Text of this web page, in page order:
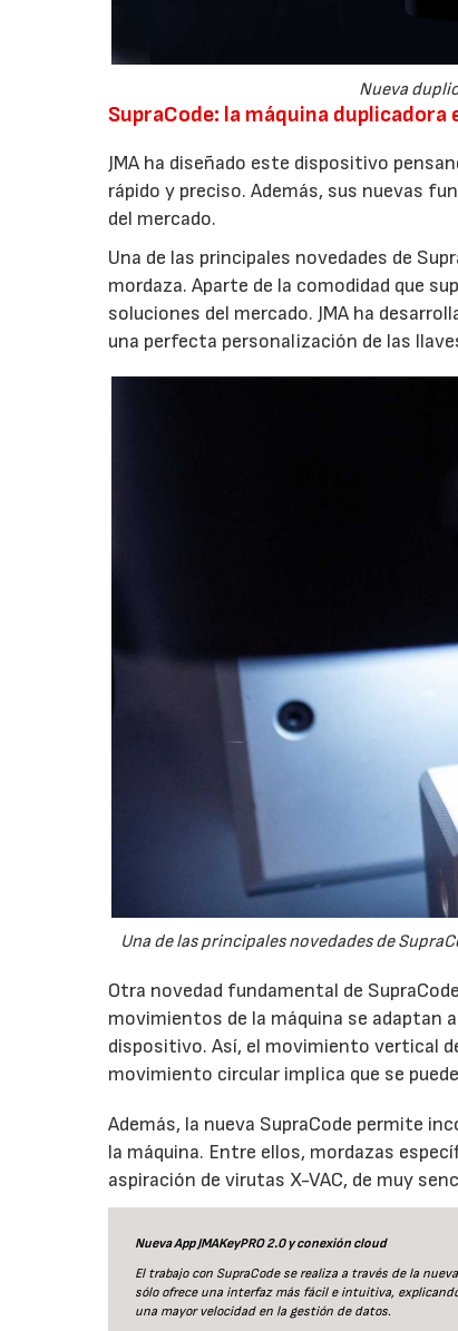
Nueva
SupraCode: la máquina
JMA ha diseñado este dispositivo
rápido y preciso. Además, sus nuevas
del mercado.
Una de las principales novedades de
mordaza. Aparte de la comodidad que
soluciones del mercado. JMA ha
una perfecta personalización de las
Una de las principales novedades de
Otra novedad fundamental de
movimientos de la máquina se adaptan
dispositivo. Así, el movimiento vertical
movimiento circular implica que se
Además, la nueva SupraCode permite
la máquina. Entre ellos, mordazas
aspiración de virutas X-VAC, de muy
Nueva App JMAKeyPRO 2.0 y conexión cloud
El trabajo con SupraCode se realiza a través de la
sólo ofrece una interfaz más fácil e intuitiva,
una mayor velocidad en la gestión de datos.